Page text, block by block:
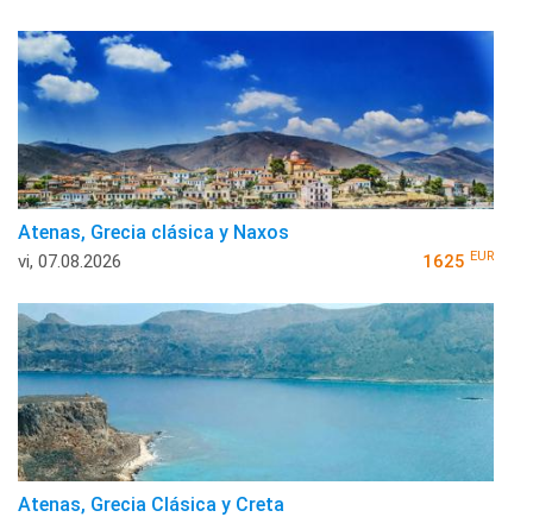
Atenas, Grecia clásica y Naxos
vi, 07.08.2026 1625 EUR
Atenas, Grecia Clásica y Creta